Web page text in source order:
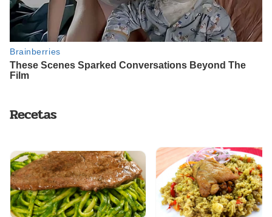
Recetas